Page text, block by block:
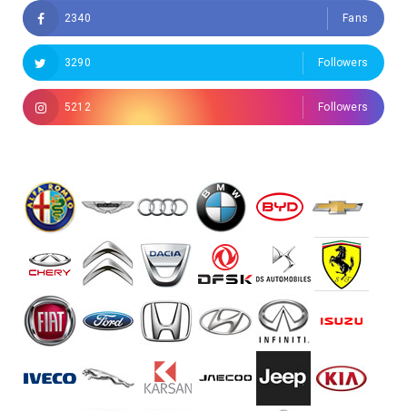
2340 Fans
3290 Followers
5212 Followers